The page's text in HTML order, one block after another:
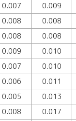
0.007 0.009
0.008 0.008
0.008 0.008
0.009 0.010
0.007 0.010
0.006 0.011
0.005 0.013
0.008 0.017